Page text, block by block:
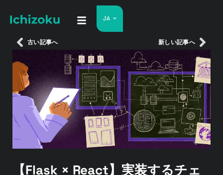
JA
古い記事へ 新しい記事へ
【Flask × React】実装するチェ